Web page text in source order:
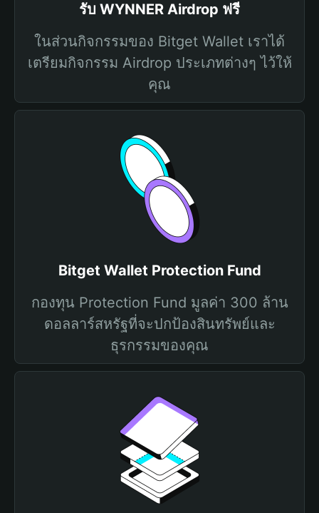
รับ WYNNER Airdrop ฟรี
ในส่วนกิจกรรมของ Bitget Wallet เราได้
เตรียมกิจกรรม Airdrop ประเภทต่างๆ ไว้ให้
คุณ
Bitget Wallet Protection Fund
กองทุน Protection Fund มูลค่า 300 ล้าน
ดอลลาร์สหรัฐที่จะปกป้องสินทรัพย์และ
ธุรกรรมของคุณ